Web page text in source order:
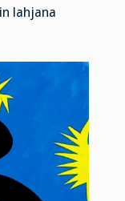
lahjana